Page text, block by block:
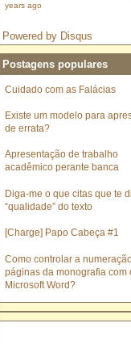
years ago
Powered by Disqus
Postagens populares
Cuidado com as Falácias
Existe um modelo para
de errata?
Apresentação de trabalho
acadêmico perante banca
Diga-me o que citas que te
“qualidade” do texto
[Charge] Papo Cabeça #1
Como controlar a
páginas da monografia com
Microsoft Word?